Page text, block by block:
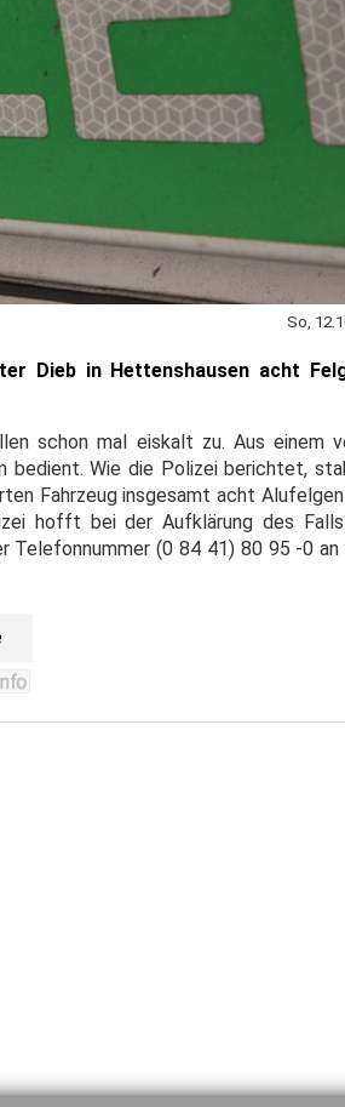
So,
Dieb in Hettenshausen acht
schon mal eiskalt zu. Aus einem
bedient. Wie die Polizei berichtet,
Fahrzeug insgesamt acht
hofft bei der Aufklärung des
(0 84 41) 80 95 -0